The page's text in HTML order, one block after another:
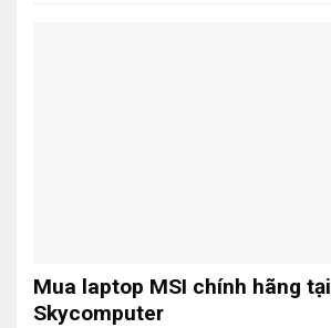
Mua laptop MSI chính hãng tại
Skycomputer